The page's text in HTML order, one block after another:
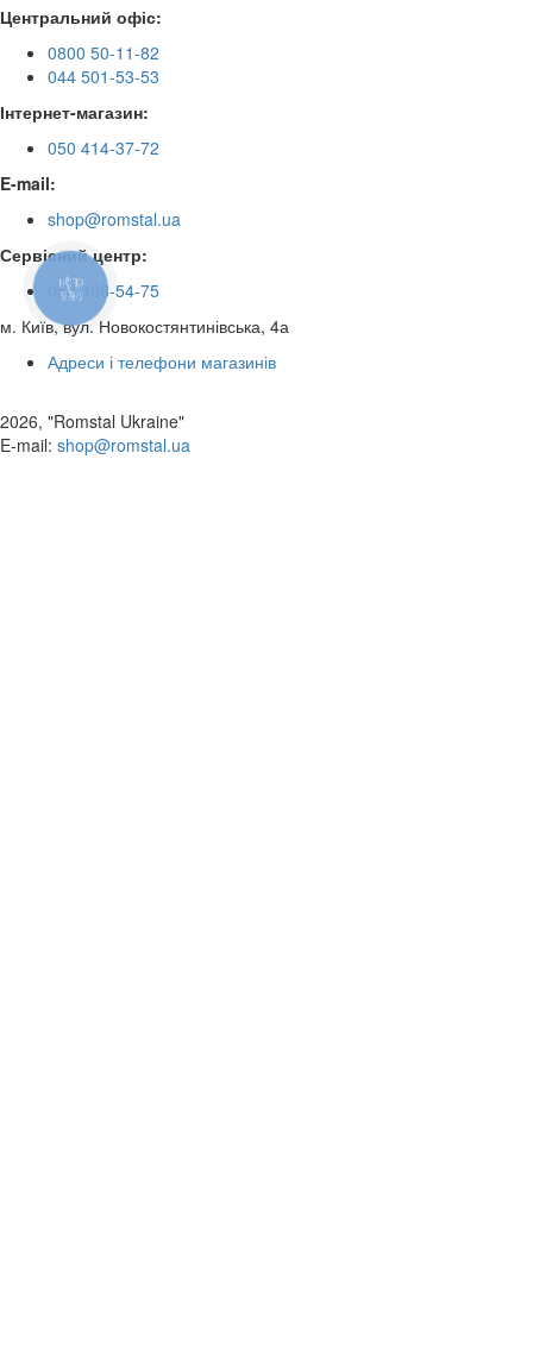
Центральний офіс:
0800 50-11-82
044 501-53-53
Інтернет-магазин:
050 414-37-72
E-mail:
shop@romstal.ua
Сервісний центр:
050 468-54-75
м. Київ, вул. Новокостянтинівська, 4а
Адреси і телефони магазинів
2026, "Romstal Ukraine"
​E-mail: shop@romstal.ua
КНОПКА
ЗВ'ЯЗКУ